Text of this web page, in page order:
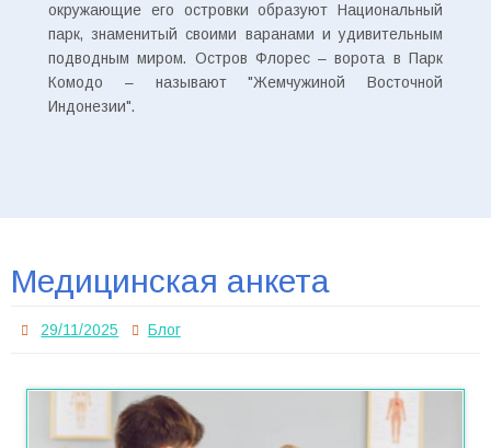
окружающие его островки образуют Национальный
парк, знаменитый своими варанами и удивительным
подводным миром. Остров Флорес – ворота в Парк
Комодо – называют "Жемчужиной Восточной
Индонезии".
Медицинская анкета
29/11/2025 Блог